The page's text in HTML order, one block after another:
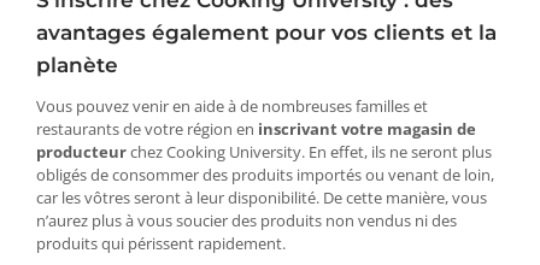
avantages également pour vos clients et la
planète
Vous pouvez venir en aide à de nombreuses familles et
restaurants de votre région en inscrivant votre magasin de
producteurchez Cooking University. En effet, ils ne seront plus
obligés de consommer des produits importés ou venant de loin,
car les vôtres seront à leur disponibilité. De cette manière, vous
n’aurez plus à vous soucier des produits non vendus ni des
produits qui périssent rapidement.